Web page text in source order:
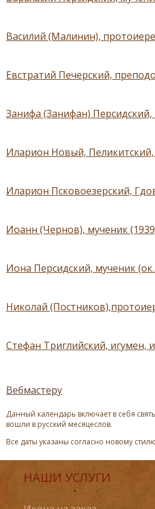
Василий (Малинин),
Евстратий Печерский,
Занифа (Занифан) Персидский,
Иларион Новый,
Иларион Псковоезерский,
Иоанн (Чернов), мученик
Иона Персидский, мученик
Николай
Стефан Триглийский, игумен,
Вебмастеру
Данный календарь включает в себя
вошли в русский месяцеслов.
Все даты указаны согласно новому
НАШИ УСЛУГИ